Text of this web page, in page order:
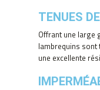
TENUES
Offrant une large
lambrequins
une excellente